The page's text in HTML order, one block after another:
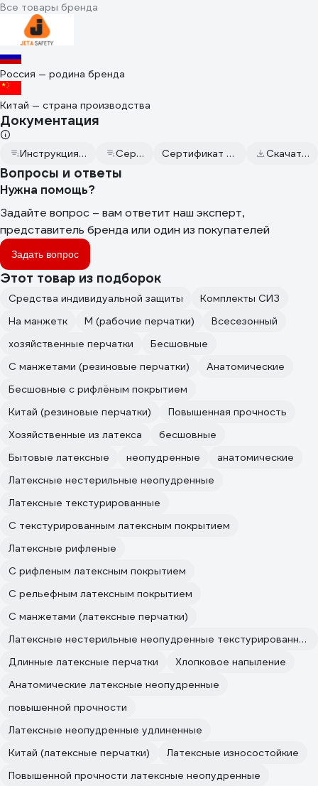
Все товары бренда
Россия — родина бренда
Китай — страна производства
Документация
Инструкция к хим.перчаткам Jeta Safety Сертификат дилера Сертификат соответствия от 2023.02.15 Скачать всю документацию
Вопросы и ответы
Нужна помощь?
Задайте вопрос – вам ответит наш эксперт,
представитель бренда или один из покупателей
Задать вопрос
Этот товар из подборок
Средства индивидуальной защиты
Комплекты СИЗ
На манжетк
M (рабочие перчатки)
Всесезонный
хозяйственные перчатки
Бесшовные
С манжетами (резиновые перчатки)
Анатомические
Бесшовные с рифлёным покрытием
Китай (резиновые перчатки)
Повышенная прочность
Хозяйственные из латекса
бесшовные
Бытовые латексные
неопудренные
анатомические
Латексные нестерильные неопудренные
Латексные текстурированные
С текстурированным латексным покрытием
Латексные рифленые
С рифленым латексным покрытием
С рельефным латексным покрытием
С манжетами (латексные перчатки)
Латексные нестерильные неопудренные текстурированные
Длинные латексные перчатки
Хлопковое напыление
Анатомические латексные неопудренные
повышенной прочности
Латексные неопудренные удлиненные
Китай (латексные перчатки)
Латексные износостойкие
Повышенной прочности латексные неопудренные